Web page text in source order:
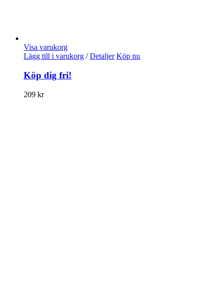
Visa varukorg
Lägg till i varukorg / Detaljer Köp nu
Köp dig fri!
209 kr